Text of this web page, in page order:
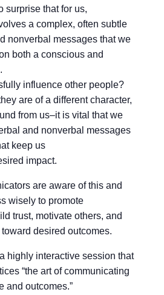
surprise that for us,
a complex, often subtle
nonverbal messages that we
both a conscious and
influence other people?
are of a different character,
from us–it is vital that we
and nonverbal messages
keep us
impact.
are aware of this and
wisely to promote
trust, motivate others, and
desired outcomes.
highly interactive session that
“the art of communicating
and outcomes.”